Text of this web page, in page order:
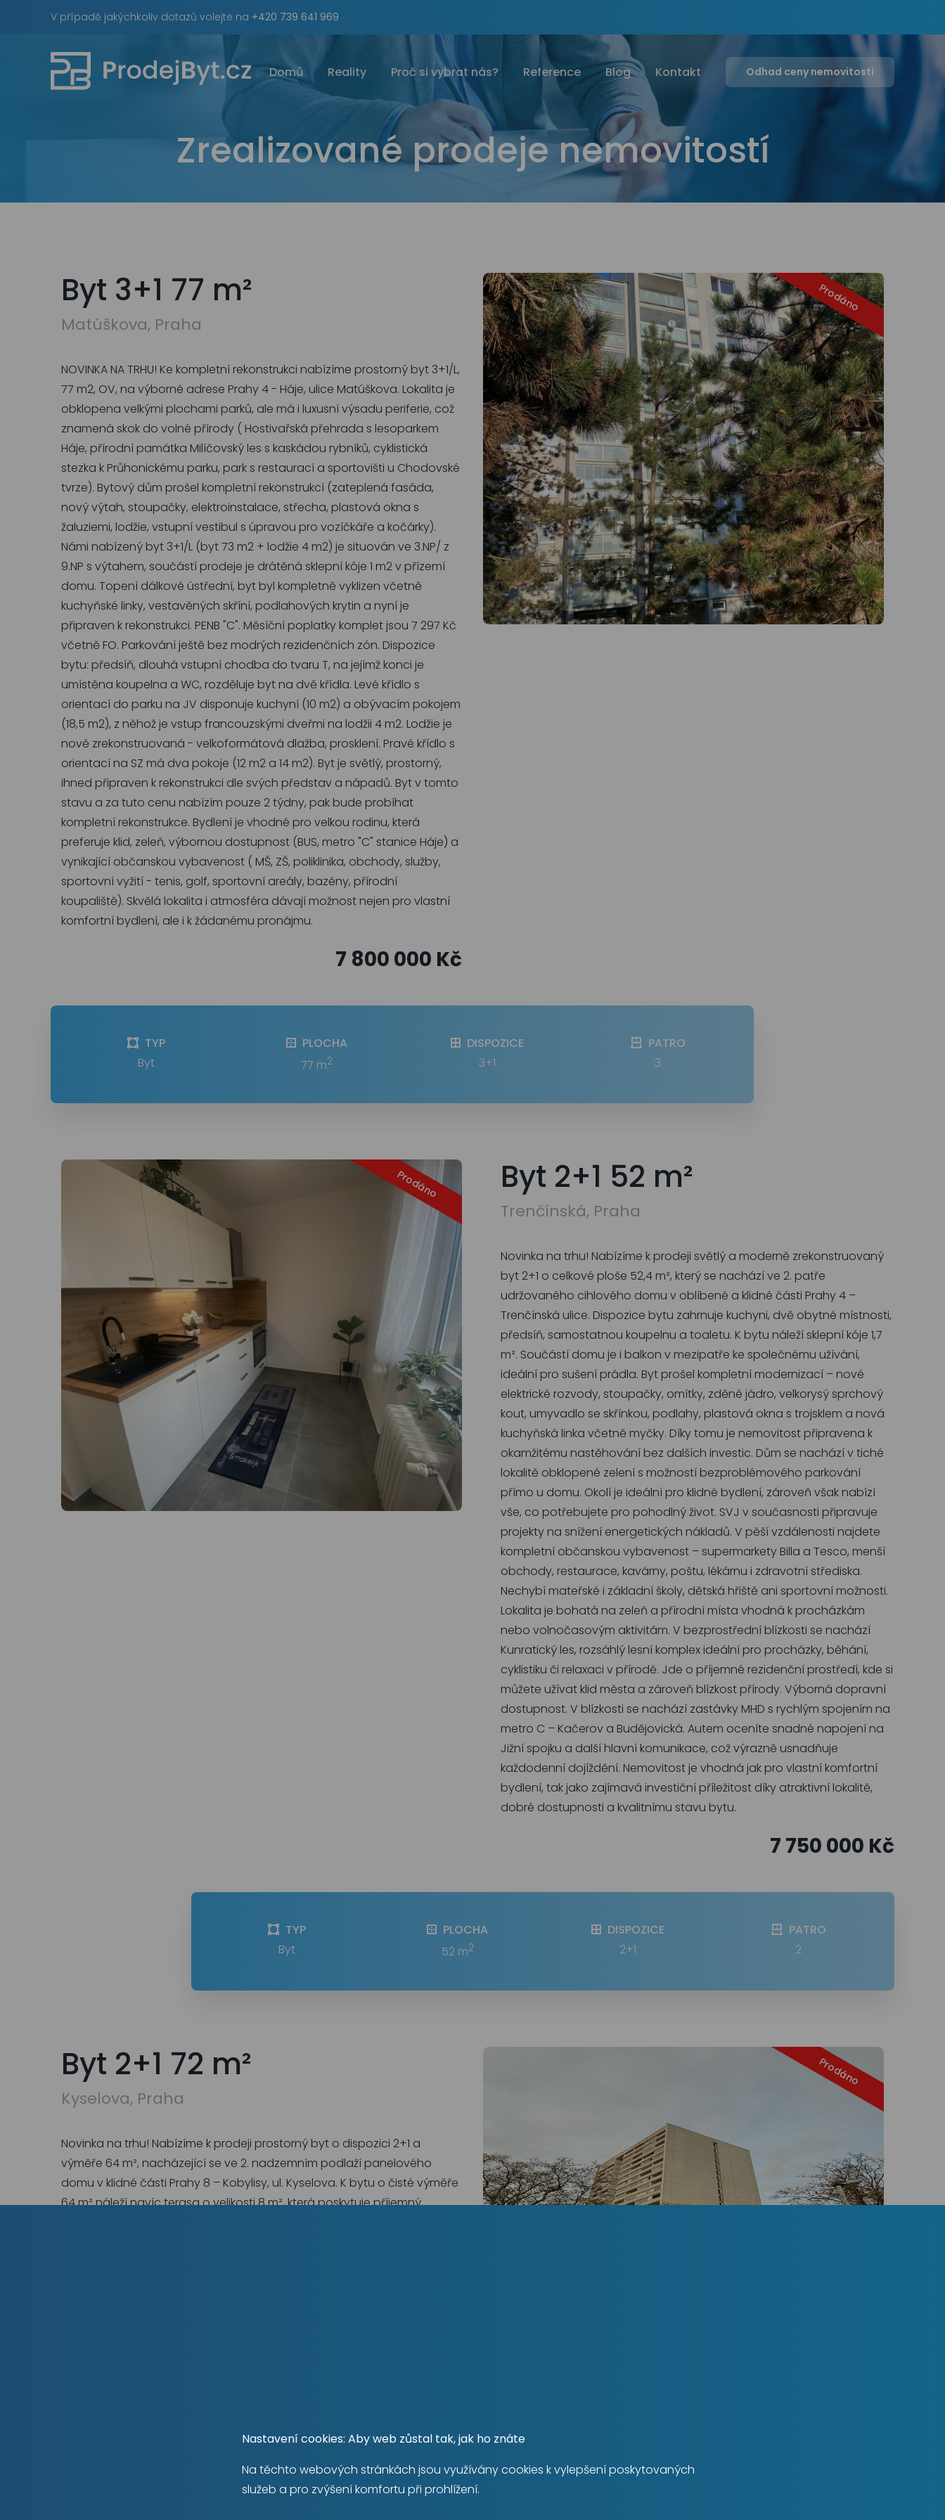
V případě jakýchkoliv dotazů volejte na +420 739 641 969
Domů Reality Proč si vybrat nás? Reference Blog Kontakt Odhad ceny nemovitosti
Zrealizované prodeje nemovitostí
Byt 3+1 77 m²
Matúškova, Praha
NOVINKA NA TRHU! Ke kompletní rekonstrukci nabízíme prostorný byt 3+1/L,
77 m2, OV, na výborné adrese Prahy 4 - Háje, ulice Matúškova. Lokalita je
obklopena velkými plochami parků, ale má i luxusní výsadu periferie, což
znamená skok do volné přírody ( Hostivařská přehrada s lesoparkem
Háje, přírodní památka Milíčovský les s kaskádou rybníků, cyklistická
stezka k Průhonickému parku, park s restaurací a sportovišti u Chodovské
tvrze). Bytový dům prošel kompletní rekonstrukcí (zateplená fasáda,
nový výtah, stoupačky, elektroinstalace, střecha, plastová okna s
žaluziemi, lodžie, vstupní vestibul s úpravou pro vozíčkáře a kočárky).
Námi nabízený byt 3+1/L (byt 73 m2 + lodžie 4 m2) je situován ve 3.NP/ z
9.NP s výtahem, součástí prodeje je drátěná sklepní kóje 1 m2 v přízemí
domu. Topení dálkové ústřední, byt byl kompletně vyklizen včetně
kuchyňské linky, vestavěných skříní, podlahových krytin a nyní je
připraven k rekonstrukci. PENB "C". Měsíční poplatky komplet jsou 7 297 Kč
včetně FO. Parkování ještě bez modrých rezidenčních zón. Dispozice
bytu: předsíň, dlouhá vstupní chodba do tvaru T, na jejímž konci je
umístěna koupelna a WC, rozděluje byt na dvě křídla. Levé křídlo s
orientací do parku na JV disponuje kuchyní (10 m2) a obývacím pokojem
(18,5 m2), z něhož je vstup francouzskými dveřmi na lodžii 4 m2. Lodžie je
nově zrekonstruovaná - velkoformátová dlažba, prosklení. Pravé křídlo s
orientací na SZ má dva pokoje (12 m2 a 14 m2). Byt je světlý, prostorný,
ihned připraven k rekonstrukci dle svých představ a nápadů. Byt v tomto
stavu a za tuto cenu nabízím pouze 2 týdny, pak bude probíhat
kompletní rekonstrukce. Bydlení je vhodné pro velkou rodinu, která
preferuje klid, zeleň, výbornou dostupnost (BUS, metro "C" stanice Háje) a
vynikající občanskou vybavenost ( MŠ, ZŠ, poliklinika, obchody, služby,
sportovní vyžití - tenis, golf, sportovní areály, bazény, přírodní
koupaliště). Skvělá lokalita i atmosféra dávají možnost nejen pro vlastní
komfortní bydlení, ale i k žádanému pronájmu.
7 800 000 Kč
Prodáno
TYP
Byt
PLOCHA
77 m2
DISPOZICE
3+1
PATRO
3
Byt 2+1 52 m²
Trenčínská, Praha
Novinka na trhu! Nabízíme k prodeji světlý a moderně zrekonstruovaný
byt 2+1 o celkové ploše 52,4 m², který se nachází ve 2. patře
udržovaného cihlového domu v oblíbené a klidné části Prahy 4 –
Trenčínská ulice. Dispozice bytu zahrnuje kuchyni, dvě obytné místnosti,
předsíň, samostatnou koupelnu a toaletu. K bytu náleží sklepní kóje 1,7
m². Součástí domu je i balkon v mezipatře ke společnému užívání,
ideální pro sušení prádla. Byt prošel kompletní modernizací – nové
elektrické rozvody, stoupačky, omítky, zděné jádro, velkorysý sprchový
kout, umyvadlo se skřínkou, podlahy, plastová okna s trojsklem a nová
kuchyňská linka včetně myčky. Díky tomu je nemovitost připravena k
okamžitému nastěhování bez dalších investic. Dům se nachází v tiché
lokalitě obklopené zelení s možností bezproblémového parkování
přímo u domu. Okolí je ideální pro klidné bydlení, zároveň však nabízí
vše, co potřebujete pro pohodlný život. SVJ v současnosti připravuje
projekty na snížení energetických nákladů. V pěší vzdálenosti najdete
kompletní občanskou vybavenost – supermarkety Billa a Tesco, menší
obchody, restaurace, kavárny, poštu, lékárnu i zdravotní střediska.
Nechybí mateřské i základní školy, dětská hřiště ani sportovní možnosti.
Lokalita je bohatá na zeleň a přírodní místa vhodná k procházkám
nebo volnočasovým aktivitám. V bezprostřední blízkosti se nachází
Kunratický les, rozsáhlý lesní komplex ideální pro procházky, běhání,
cyklistiku či relaxaci v přírodě. Jde o příjemné rezidenční prostředí, kde si
můžete užívat klid města a zároveň blízkost přírody. Výborná dopravní
dostupnost. V blízkosti se nachází zastávky MHD s rychlým spojením na
metro C – Kačerov a Budějovická. Autem oceníte snadné napojení na
Jižní spojku a další hlavní komunikace, což výrazně usnadňuje
každodenní dojíždění. Nemovitost je vhodná jak pro vlastní komfortní
bydlení, tak jako zajímavá investiční příležitost díky atraktivní lokalitě,
dobré dostupnosti a kvalitnímu stavu bytu.
7 750 000 Kč
Prodáno
TYP
Byt
PLOCHA
52 m2
DISPOZICE
2+1
PATRO
2
Byt 2+1 72 m²
Kyselova, Praha
Novinka na trhu! Nabízíme k prodeji prostorný byt o dispozici 2+1 a
výměře 64 m², nacházející se ve 2. nadzemním podlaží panelového
domu v klidné části Prahy 8 – Kobylisy, ul. Kyselova. K bytu o čisté výměře
64 m² náleží navíc terasa o velikosti 8 m², která poskytuje příjemný
vybavenost – supermarkety (Albert, Penny, Billa), restaurace, kavárny,
lékařů a zdravotnických služeb. Rodiny ocení přítomnost několika
mateřských a základních škol v pěší dostupnosti, stejně jako dětská
Prodáno
Nastavení cookies: Aby web zůstal tak, jak ho znáte
Na těchto webových stránkách jsou využívány cookies k vylepšení poskytovaných
služeb a pro zvýšení komfortu při prohlížení.